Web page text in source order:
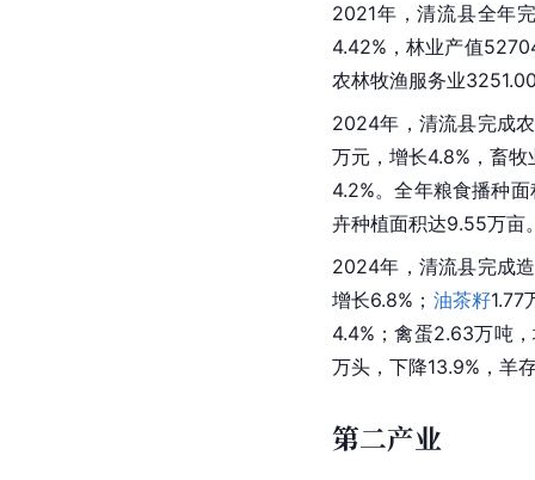
2021年，清流县全年
4.42%，林业产值
农林牧渔服务业
2024年，清流县完成
万元，增长4.8%，畜
4.2%。全年粮食播种
卉种植面积达9.55万亩
2024年，清流县完成
增长6.8%； 油茶籽1.77
4.4%；禽蛋2.63万吨
万头，下降13.9%，羊
第二产业